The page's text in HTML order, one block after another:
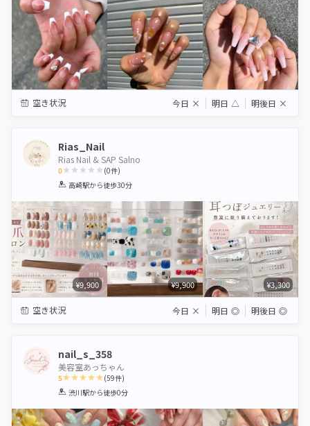
空き状況 今日 × 明日 △ 明後日 ×
Rias_Nail
Rias Nail & SAP Salno
0
1 2 3 4 5
(0件)
高崎駅から徒歩30分
¥9,900 ¥9,900 ¥3,300
空き状況 今日 × 明日 ◎ 明後日 ◎
nail_s_358
美容室あっちゃん
5
1 2 3 4 5
(59件)
渋川駅から徒歩0分